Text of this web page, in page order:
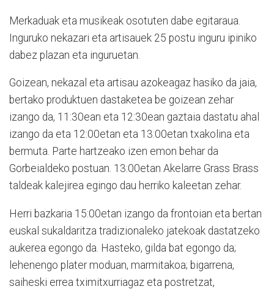
Merkaduak eta musikeak osotuten dabe egitaraua.
Inguruko nekazari eta artisauek 25 postu inguru ipiniko
dabez plazan eta inguruetan.
Goizean, nekazal eta artisau azokeagaz hasiko da jaia,
bertako produktuen dastaketea be goizean zehar
izango da, 11:30ean eta 12:30ean gaztaia dastatu ahal
izango da eta 12:00etan eta 13:00etan txakolina eta
bermuta. Parte hartzeako izen emon behar da
Gorbeialdeko postuan. 13:00etan Akelarre Grass Brass
taldeak kalejirea egingo dau herriko kaleetan zehar.
Herri bazkaria 15:00etan izango da frontoian eta bertan
euskal sukaldaritza tradizionaleko jatekoak dastatzeko
aukerea egongo da. Hasteko, gilda bat egongo da;
lehenengo plater moduan, marmitakoa; bigarrena,
saiheski errea tximitxurriagaz eta postretzat,